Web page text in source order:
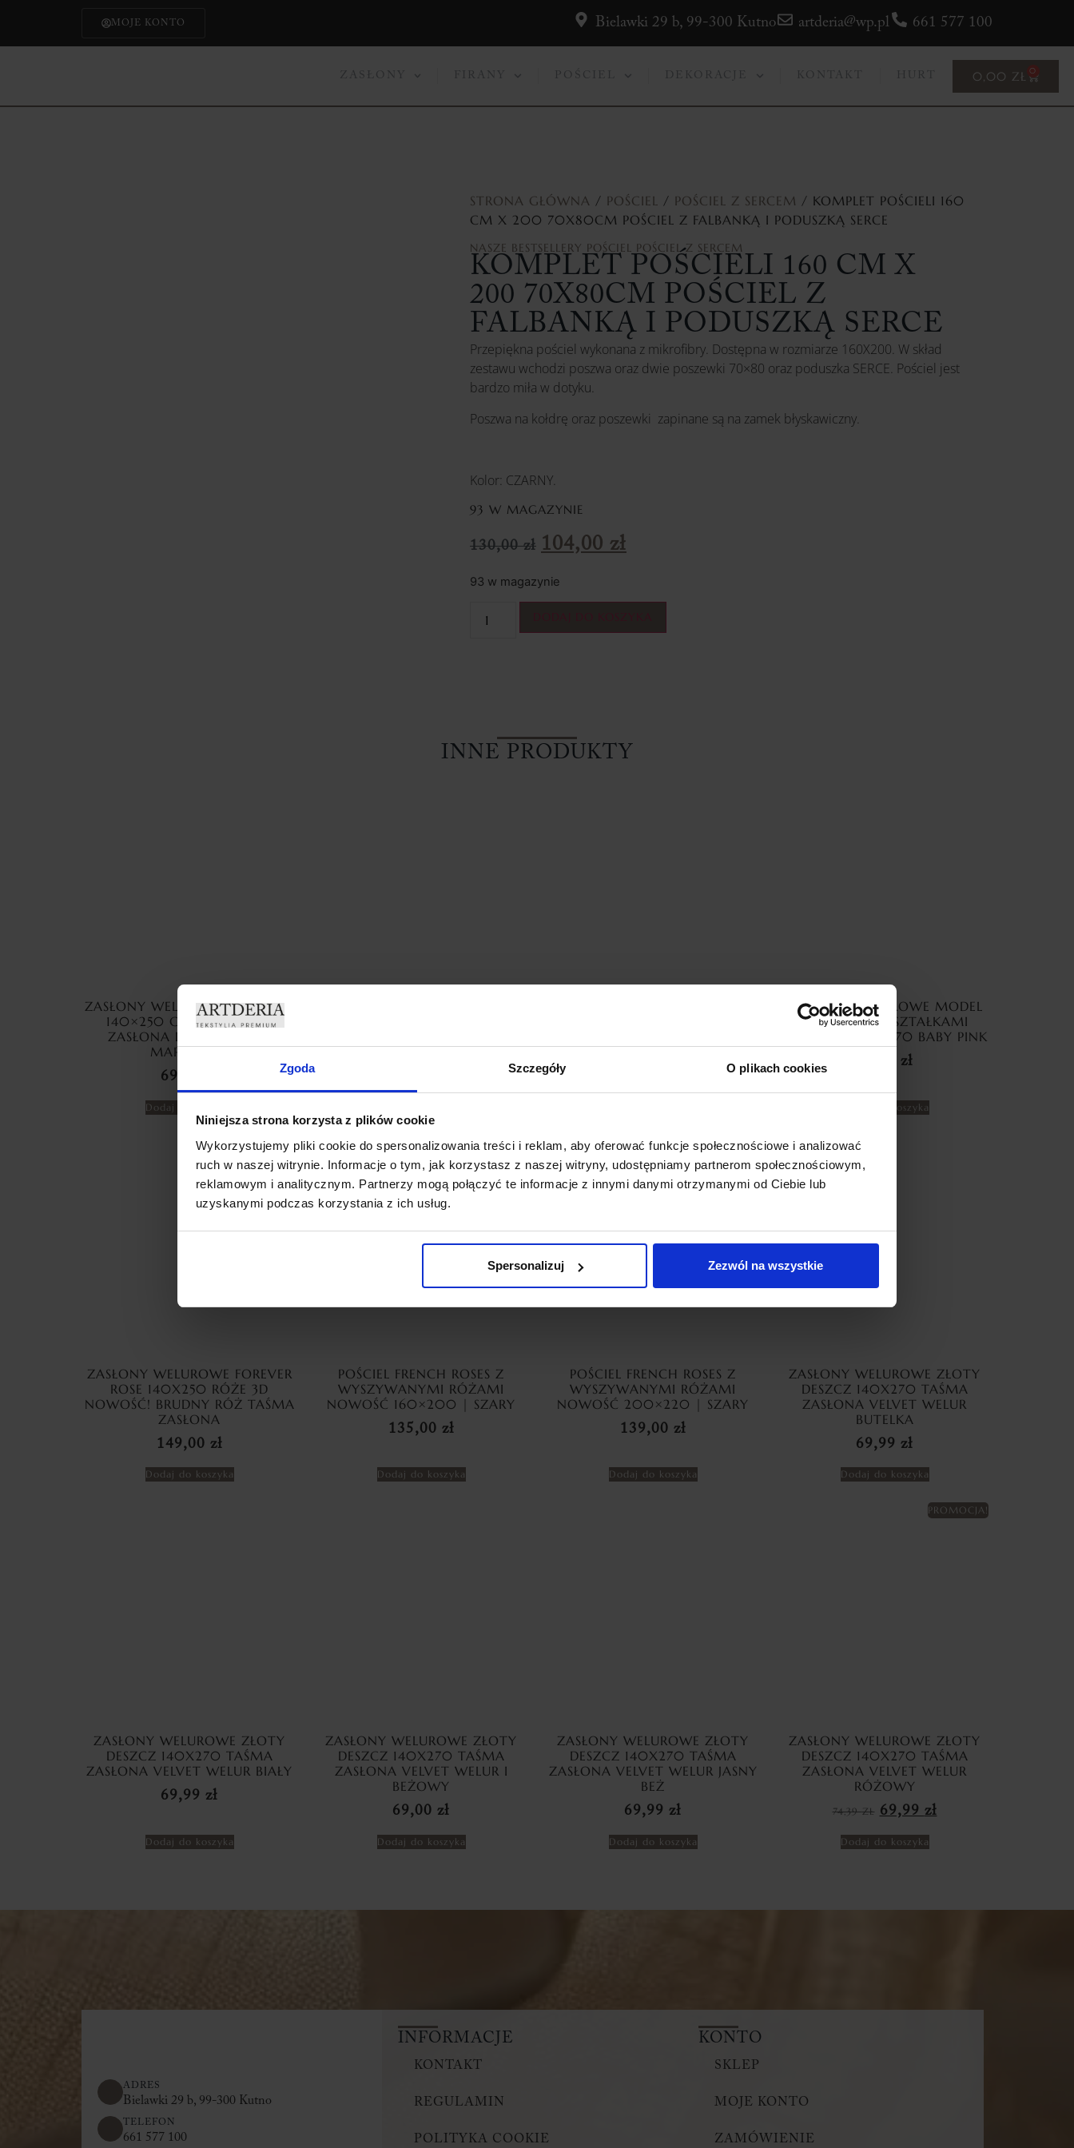
Zgoda Szczegóły O plikach cookies
Niniejsza strona korzysta z plików cookie
Wykorzystujemy pliki cookie do spersonalizowania treści i reklam, aby oferować funkcje społecznościowe i analizować
ruch w naszej witrynie. Informacje o tym, jak korzystasz z naszej witryny, udostępniamy partnerom społecznościowym,
reklamowym i analitycznym. Partnerzy mogą połączyć te informacje z innymi danymi otrzymanymi od Ciebie lub
uzyskanymi podczas korzystania z ich usług.
Spersonalizuj Zezwól na wszystkie
MOJE KONTO Bielawki 29 b, 99-300 Kutno artderia@wp.pl 661 577 100
ZASŁONY FIRANY POŚCIEL DEKORACJE KONTAKT HURT 0,00 ZŁ 0
STRONA GŁÓWNA / POŚCIEL / POŚCIEL Z SERCEM / KOMPLET POŚCIELI 160
CM X 200 70X80CM POŚCIEL Z FALBANKĄ I PODUSZKĄ SERCE
NASZE BESTSELLERY POŚCIEL POŚCIEL Z SERCEM
KOMPLET POŚCIELI 160 CM X
200 70X80CM POŚCIEL Z
FALBANKĄ I PODUSZKĄ SERCE
Przepiękna pościel wykonana z mikrofibry. Dostępna w rozmiarze 160X200. W skład
zestawu wchodzi poszwa oraz dwie poszewki 70×80 oraz poduszka SERCE. Pościel jest
bardzo miła w dotyku.
Poszwa na kołdrę oraz poszewki zapinane są na zamek błyskawiczny.
Kolor: CZARNY.
93 W MAGAZYNIE
130,00zł 104,00 zł
93 w magazynie
INNE PRODUKTY
ZASŁONY WELUROWE MARMUR
140×250 CM PRZELOTKA
ZASŁONA DEKORACYJNA
MARMUREK
69,99
Dodaj do koszyka
ZASŁONA CRYSTAL
ZASŁONY WELUROWE MODEL
METOR Z KRYSZTAŁKAMI
CYRKONIE 140×270 BABY PINK
zł
Dodaj do koszyka
ZASŁONY WELUROWE FOREVER
ROSE 140X250 RÓŻE 3D
NOWOŚĆ! BRUDNY RÓŻ TAŚMA
ZASŁONA
149,00 zł
Dodaj do koszyka
POŚCIEL FRENCH ROSES Z
WYSZYWANYMI RÓŻAMI
NOWOŚĆ 160×200 | SZARY
135,00 zł
Dodaj do koszyka
POŚCIEL FRENCH ROSES Z
WYSZYWANYMI RÓŻAMI
NOWOŚĆ 200×220 | SZARY
139,00 zł
Dodaj do koszyka
ZASŁONY WELUROWE ZŁOTY
DESZCZ 140X270 TAŚMA
ZASŁONA VELVET WELUR
BUTELKA
69,99 zł
Dodaj do koszyka
ZASŁONY WELUROWE ZŁOTY
DESZCZ 140X270 TAŚMA
ZASŁONA VELVET WELUR BIAŁY
69,99 zł
Dodaj do koszyka
ZASŁONY WELUROWE ZŁOTY
DESZCZ 140X270 TAŚMA
ZASŁONA VELVET WELUR I
BEŻOWY
69,00 zł
Dodaj do koszyka
ZASŁONY WELUROWE ZŁOTY
DESZCZ 140X270 TAŚMA
ZASŁONA VELVET WELUR JASNY
BEŻ
69,99 zł
Dodaj do koszyka
PROMOCJA!
ZASŁONY WELUROWE ZŁOTY
DESZCZ 140X270 TAŚMA
ZASŁONA VELVET WELUR
RÓŻOWY
74,39ZŁ 69,99 zł
Dodaj do koszyka
ADRES
Bielawki 29 b, 99-300 Kutno
TELEFON
661 577 100
INFORMACJE
KONTAKT
REGULAMIN
POLITYKA COOKIE
KONTO
SKLEP
MOJE KONTO
ZAMÓWIENIE